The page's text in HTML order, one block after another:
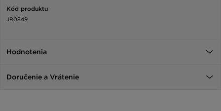
Kód produktu
JR0849
Hodnotenia
Doručenie a Vrátenie